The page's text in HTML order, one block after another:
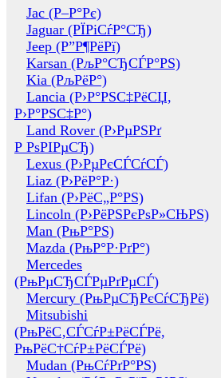
Jac (Р–Р°Рє)
Jaguar (РЇРіСѓР°СЂ)
Jeep (Р”Р¶РёРї)
Karsan (РљР°СЂСЃР°РЅ)
Kia (РљРёР°)
Lancia (Р›Р°РЅС‡РёСЏ,
Р›Р°РЅС‡Р°)
Land Rover (Р›РµРЅРґ
Р РѕРІРµСЂ)
Lexus (Р›РµРєСЃСѓСЃ)
Liaz (Р›РёР°Р·)
Lifan (Р›РёС„Р°РЅ)
Lincoln (Р›РёРЅРєРѕР»СЊРЅ)
Man (РњР°РЅ)
Mazda (РњР°Р·РґР°)
Mercedes
(РњРµСЂСЃРµРґРµСЃ)
Mercury (РњРµСЂРєСѓСЂРё)
Mitsubishi
(РњРёС‚СЃСѓР±РёСЃРё,
РњРёС†СѓР±РёСЃРё)
Mudan (РњСѓРґР°РЅ)